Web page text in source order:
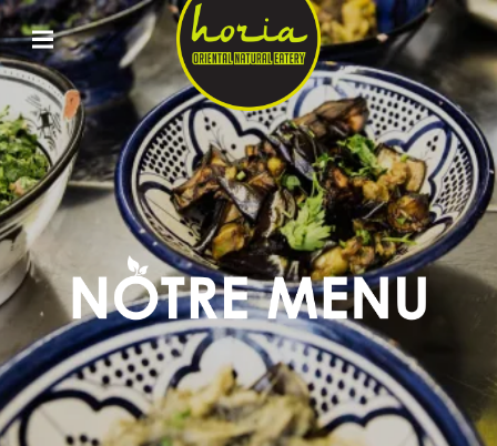
HORIA
ORIENTAL
NATURAL
EATERY